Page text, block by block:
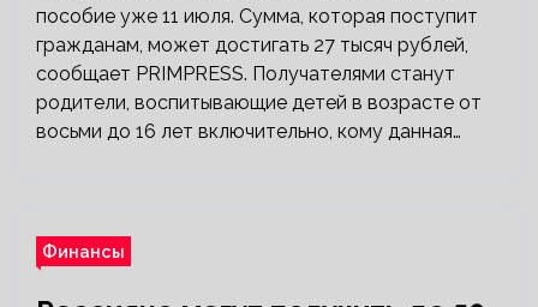
пособие уже 11 июля. Сумма, которая поступит
гражданам, может достигать 27 тысяч рублей,
сообщает PRIMPRESS. Получателями станут
родители, воспитывающие детей в возрасте от
восьми до 16 лет включительно, кому данная…
Финансы